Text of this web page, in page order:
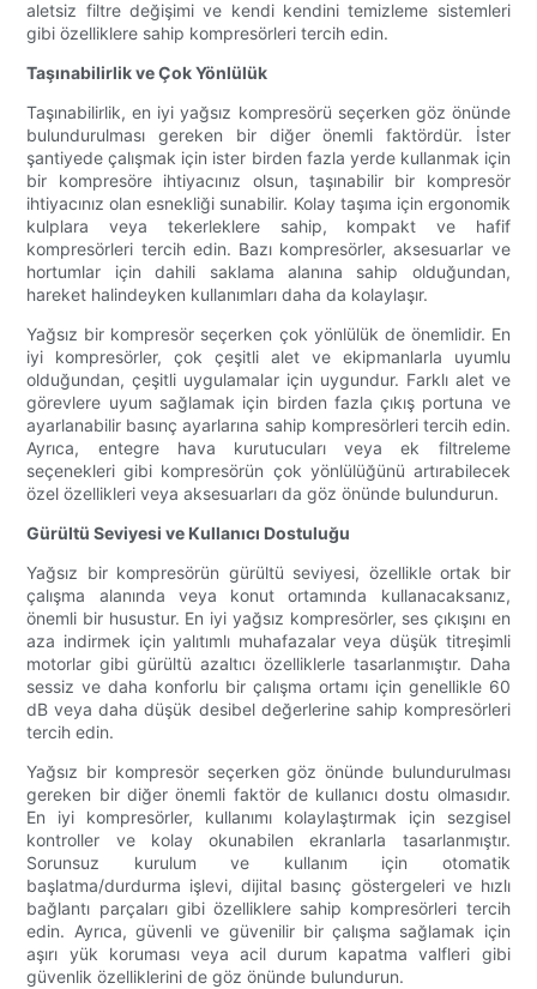
aletsiz filtre değişimi ve kendi kendini temizleme sistemleri
gibi özelliklere sahip kompresörleri tercih edin.
Taşınabilirlik ve Çok Yönlülük
Taşınabilirlik, en iyi yağsız kompresörü seçerken göz önünde
bulundurulması gereken bir diğer önemli faktördür. İster
şantiyede çalışmak için ister birden fazla yerde kullanmak için
bir kompresöre ihtiyacınız olsun, taşınabilir bir kompresör
ihtiyacınız olan esnekliği sunabilir. Kolay taşıma için ergonomik
kulplara veya tekerleklere sahip, kompakt ve hafif
kompresörleri tercih edin. Bazı kompresörler, aksesuarlar ve
hortumlar için dahili saklama alanına sahip olduğundan,
hareket halindeyken kullanımları daha da kolaylaşır.
Yağsız bir kompresör seçerken çok yönlülük de önemlidir. En
iyi kompresörler, çok çeşitli alet ve ekipmanlarla uyumlu
olduğundan, çeşitli uygulamalar için uygundur. Farklı alet ve
görevlere uyum sağlamak için birden fazla çıkış portuna ve
ayarlanabilir basınç ayarlarına sahip kompresörleri tercih edin.
Ayrıca, entegre hava kurutucuları veya ek filtreleme
seçenekleri gibi kompresörün çok yönlülüğünü artırabilecek
özel özellikleri veya aksesuarları da göz önünde bulundurun.
Gürültü Seviyesi ve Kullanıcı Dostuluğu
Yağsız bir kompresörün gürültü seviyesi, özellikle ortak bir
çalışma alanında veya konut ortamında kullanacaksanız,
önemli bir husustur. En iyi yağsız kompresörler, ses çıkışını en
aza indirmek için yalıtımlı muhafazalar veya düşük titreşimli
motorlar gibi gürültü azaltıcı özelliklerle tasarlanmıştır. Daha
sessiz ve daha konforlu bir çalışma ortamı için genellikle 60
dB veya daha düşük desibel değerlerine sahip kompresörleri
tercih edin.
Yağsız bir kompresör seçerken göz önünde bulundurulması
gereken bir diğer önemli faktör de kullanıcı dostu olmasıdır.
En iyi kompresörler, kullanımı kolaylaştırmak için sezgisel
kontroller ve kolay okunabilen ekranlarla tasarlanmıştır.
Sorunsuz kurulum ve kullanım için otomatik
başlatma/durdurma işlevi, dijital basınç göstergeleri ve hızlı
bağlantı parçaları gibi özelliklere sahip kompresörleri tercih
edin. Ayrıca, güvenli ve güvenilir bir çalışma sağlamak için
aşırı yük koruması veya acil durum kapatma valfleri gibi
güvenlik özelliklerini de göz önünde bulundurun.